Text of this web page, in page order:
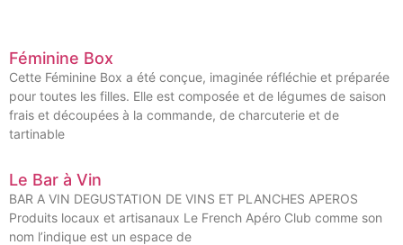
Féminine Box
Cette Féminine Box a été conçue, imaginée réfléchie et préparée
pour toutes les filles. Elle est composée et de légumes de saison
frais et découpées à la commande, de charcuterie et de
tartinable
Le Bar à Vin
BAR A VIN DEGUSTATION DE VINS ET PLANCHES APEROS
Produits locaux et artisanaux Le French Apéro Club comme son
nom l’indique est un espace de